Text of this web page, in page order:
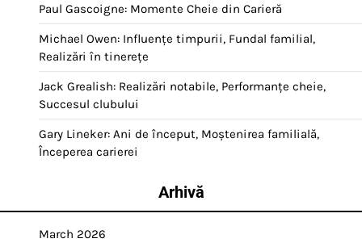
Paul Gascoigne: Momente Cheie din Carieră
Michael Owen: Influențe timpurii, Fundal familial,
Realizări în tinerețe
Jack Grealish: Realizări notabile, Performanțe cheie,
Succesul clubului
Gary Lineker: Ani de început, Moștenirea familială,
Începerea carierei
Arhivă
March 2026